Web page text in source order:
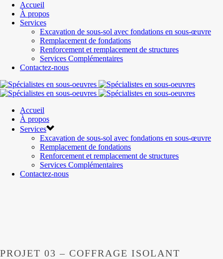
Accueil
À propos
Services
Excavation de sous-sol avec fondations en sous-œuvre
Remplacement de fondations
Renforcement et remplacement de structures
Services Complémentaires
Contactez-nous
Accueil
À propos
Services
Excavation de sous-sol avec fondations en sous-œuvre
Remplacement de fondations
Renforcement et remplacement de structures
Services Complémentaires
Contactez-nous
PROJET 03 – COFFRAGE ISOLANT